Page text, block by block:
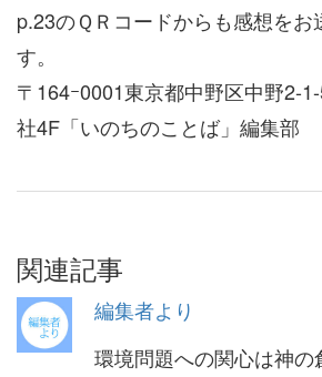
p.23のＱＲコードからも感想をお
す。
〒164ｰ0001東京都中野区中野2-
社4F「いのちのことば」編集部
関連記事
編集者より
環境問題への関心は神